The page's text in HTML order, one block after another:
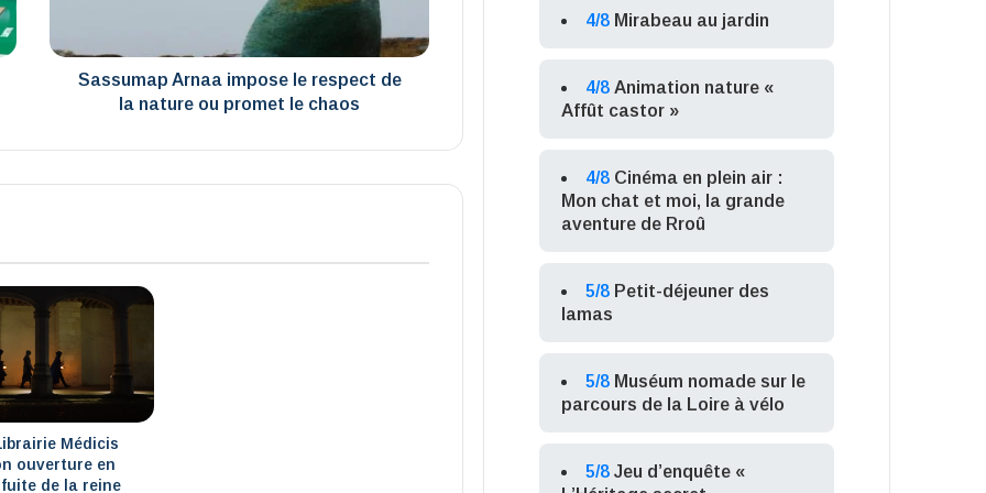
ou
promet
Sassumap Arnaa impose le respect de
la nature ou promet le chaos
Médicis
ouverture en
de la reine
4/8 Mirabeau au jardin
4/8 Animation nature «
Affût castor »
4/8 Cinéma en plein air :
Mon chat et moi, la grande
aventure de Rroû
5/8 Petit-déjeuner des
lamas
5/8 Muséum nomade sur le
parcours de la Loire à vélo
5/8 Jeu d’enquête «